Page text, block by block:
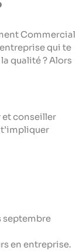
Commercial
qui te
qualité ? Alors
et conseiller
septembre
en entreprise.